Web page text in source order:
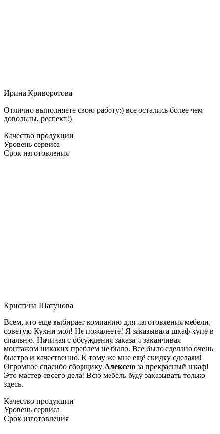
Ирина Криворотова
Отлично выполняете свою работу:) все остались более чем
довольны, респект!)
Качество продукции
Уровень сервиса
Срок изготовления
Кристина Шатунова
Всем, кто еще выбирает компанию для изготовления мебели,
советую Кухни мол! Не пожалеете! Я заказывала шкаф-купе в
спальню. Начиная с обсуждения заказа и заканчивая
монтажом никаких проблем не было. Все было сделано очень
быстро и качественно. К тому же мне ещё скидку сделали!
Огромное спасибо сборщику Алексею за прекрасный шкаф!
Это мастер своего дела! Всю мебель буду заказывать только
здесь.
Качество продукции
Уровень сервиса
Срок изготовления